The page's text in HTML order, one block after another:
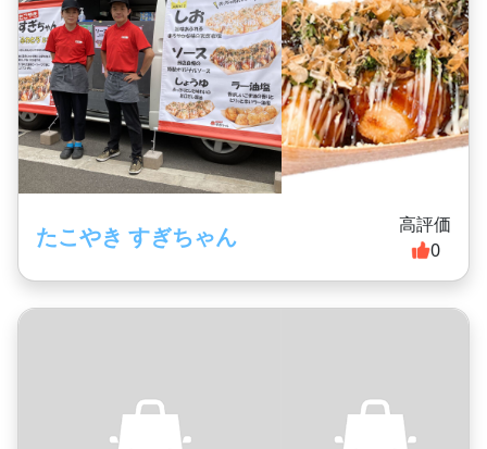
たこやき すぎちゃん
高評価
0